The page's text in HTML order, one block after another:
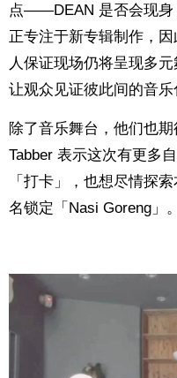
点——DEAN 是否会现身
正专注于新专辑制作，
人保证现场仍将呈现多
让观众见证彼此间的音乐
除了音乐舞台，他们也
Tabber 表示这次有更多
「打卡」，也想尽情探
名锁定「Nasi Goreng」。